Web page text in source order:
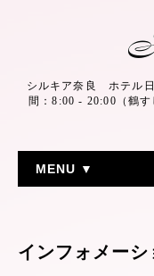
シルキア奈良 ホテル
間：8:00 - 20:00（鶴
MENU ▼
インフォメーシ